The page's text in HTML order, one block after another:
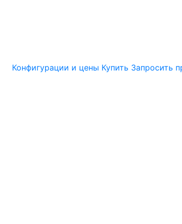
Конфигурации и цены Купить Запросить